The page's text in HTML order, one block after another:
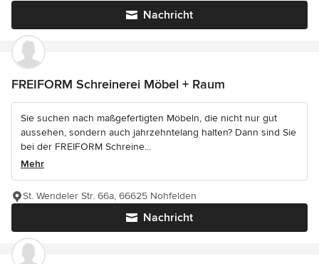
Nachricht
FREIFORM Schreinerei Möbel + Raum
Sie suchen nach maßgefertigten Möbeln, die nicht nur gut
aussehen, sondern auch jahrzehntelang halten? Dann sind Sie
bei der FREIFORM Schreine...
Mehr
Nachricht
St. Wendeler Str. 66a, 66625 Nohfelden